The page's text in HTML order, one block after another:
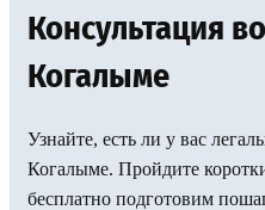
Консультация
Когалыме
Узнайте, есть ли у вас
Когалыме. Пройдите
бесплатно подготовим